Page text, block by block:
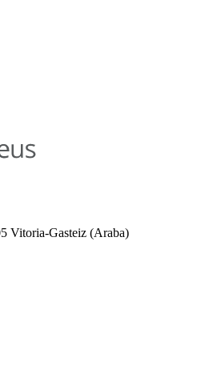
Vitoria-Gasteiz (Araba)